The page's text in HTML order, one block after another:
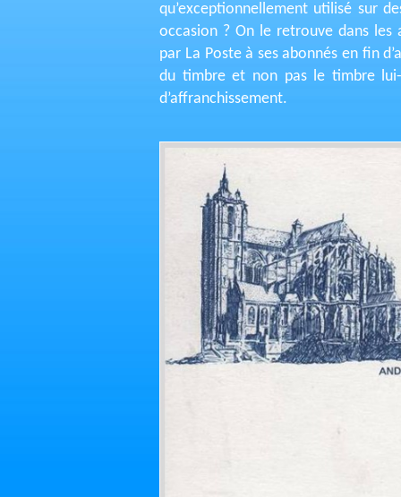
qu’exceptionnellement utilisé sur
occasion ? On le retrouve dans les
par La Poste à ses abonnés en fin
du timbre et non pas le timbre
d’affranchissement.